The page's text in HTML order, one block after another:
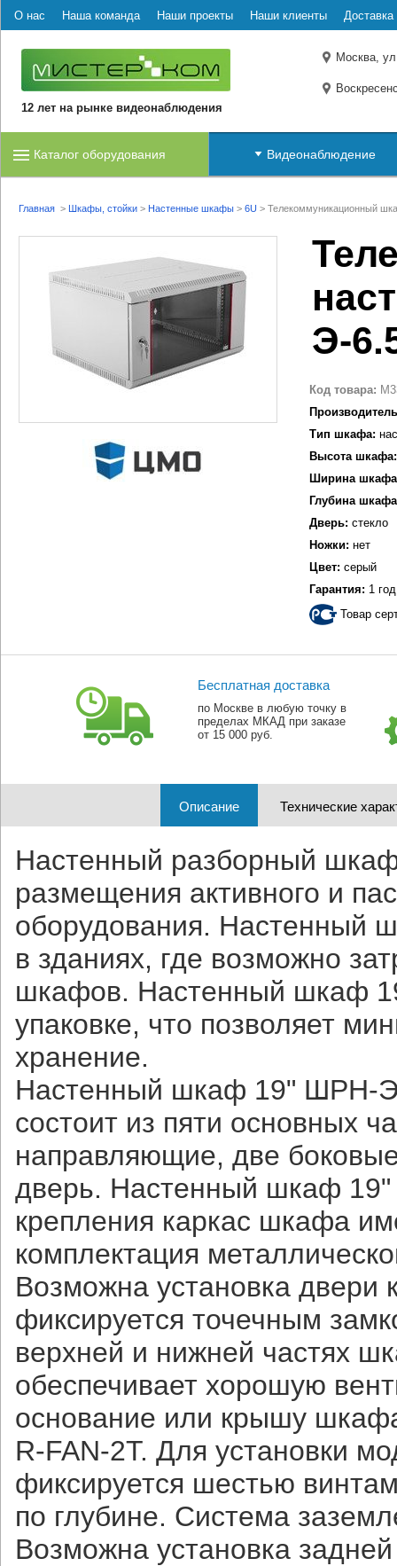
О нас Наша команда Наши проекты Наши клиенты Доставка
12 лет на рынке видеонаблюдения
Москва,
Каталог оборудования Видеонаблюдение
Главная > Шкафы, стойки > Настенные шкафы > 6U > Телекоммуникационный
Э-
Код товара:
Тип шкафа:
Высота шкафа:
Ширина
Глубина
Дверь: стекло
Ножки: нет
Цвет: серый
Гарантия: 1 год
Товар
Бесплатная доставка
по Москве в любую точку в
пределах МКАД при заказе
от 15 000 руб.
Описание Технические
Настенный разборный
размещения активного и
оборудования. Настенный
в зданиях, где возможно
шкафов. Настенный шкаф
упаковке, что позволяет
хранение.
Настенный шкаф 19" ШРН-Э
состоит из пяти основных
направляющие, две
дверь. Настенный шкаф 19"
крепления каркас шкафа
комплектация
Возможна установка двери
фиксируется точечным
верхней и нижней частях
обеспечивает хорошую
основание или крышу
R-FAN-2T. Для установки
фиксируется шестью
по глубине. Система
Возможна установка